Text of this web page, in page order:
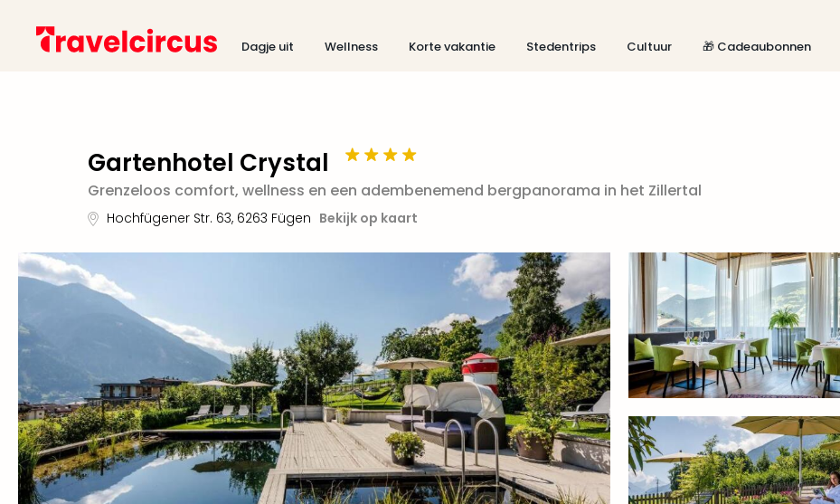
Dagje uit Wellness Korte vakantie Stedentrips Cultuur 🎁 Cadeaubonnen
Gartenhotel Crystal
Grenzeloos comfort, wellness en een adembenemend bergpanorama in het Zillertal
Hochfügener Str. 63, 6263 Fügen Bekijk op kaart